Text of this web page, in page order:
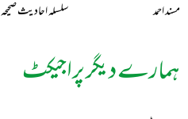
مسند احمد
سلسلہ احادیث صحیحہ
ہمارے دیگر پراجیکٹ